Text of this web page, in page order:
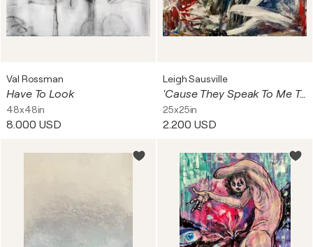
Val Rossman
Have To Look
48x48in
8.000 USD
Leigh Sausville
'Cause They Speak To Me Too
25x25in
2.200 USD